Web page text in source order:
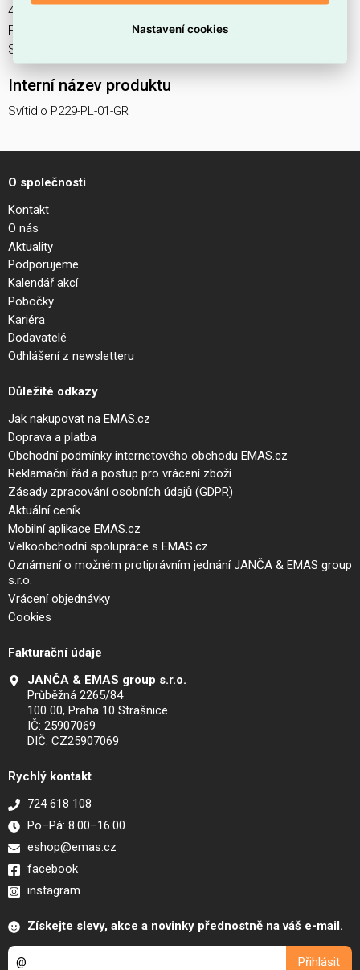
4251110014555, kód dodavatele . Závěsné svítidlo Elva
P229-PL-01-GR - MAYTONI nabízíme od 1 ks. Kód EMAS
Svítidlo P229-PL-01-GR je ELSVOS1787102.
Interní název produktu
Svítidlo P229-PL-01-GR
O společnosti
Kontakt
O nás
Aktuality
Podporujeme
Kalendář akcí
Pobočky
Kariéra
Dodavatelé
Odhlášení z newsletteru
Důležité odkazy
Jak nakupovat na EMAS.cz
Doprava a platba
Obchodní podmínky internetového obchodu EMAS.cz
Reklamační řád a postup pro vrácení zboží
Zásady zpracování osobních údajů (GDPR)
Aktuální ceník
Mobilní aplikace EMAS.cz
Velkoobchodní spolupráce s EMAS.cz
Oznámení o možném protiprávním jednání JANČA & EMAS group
s.r.o.
Vrácení objednávky
Cookies
Fakturační údaje
JANČA & EMAS group s.r.o.
Průběžná 2265/84
100 00, Praha 10 Strašnice
IČ: 25907069
DIČ: CZ25907069
Rychlý kontakt
724 618 108
Po–Pá: 8.00–16.00
eshop@emas.cz
facebook
instagram
Získejte slevy, akce a novinky přednostně na váš e-mail.
Nastavení cookies